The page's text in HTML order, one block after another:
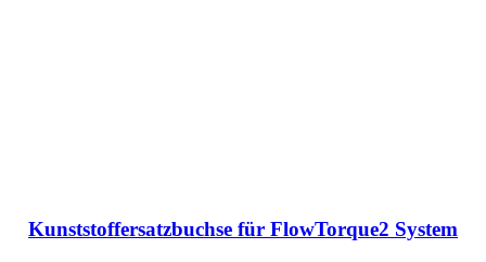
Kunststoffersatzbuchse für FlowTorque2 System